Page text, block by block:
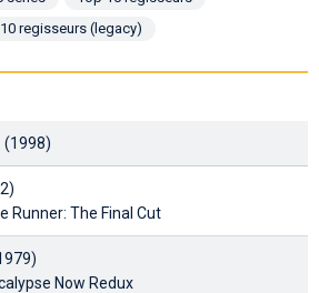
regisseurs (legacy)
(1998)
Runner: The Final Cut
Now Redux